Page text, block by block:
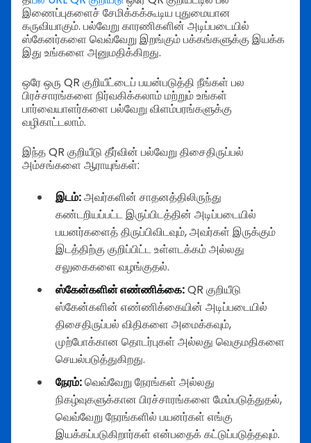
இணைப்புகளைச் சேமிக்கக்கூடிய புதுமையான
கருவியாகும். பல்வேறு காரணிகளின் அடிப்படையில்
ஸ்கேனர்களை வெவ்வேறு இறங்கும் பக்கங்களுக்கு இயக்க
இது உங்களை அனுமதிக்கிறது.
ஒரே ஒரு QR குறியீட்டைப் பயன்படுத்தி நீங்கள் பல
பிரச்சாரங்களை நிர்வகிக்கலாம் மற்றும் உங்கள்
பார்வையாளர்களை பல்வேறு விளம்பரங்களுக்கு
வழிகாட்டலாம்.
இந்த QR குறியீடு தீர்வின் பல்வேறு திசைதிருப்பல்
அம்சங்களை ஆராயுங்கள்:
இடம்:அவர்களின் சாதனத்திலிருந்து
கண்டறியப்பட்ட இருப்பிடத்தின் அடிப்படையில்
பயனர்களைத் திருப்பிவிடவும், அவர்கள் இருக்கும்
இடத்திற்கு குறிப்பிட்ட உள்ளடக்கம் அல்லது
சலுகைகளை வழங்குதல்.
ஸ்கேன்களின் எண்ணிக்கை:QR குறியீடு
ஸ்கேன்களின் எண்ணிக்கையின் அடிப்படையில்
திசைதிருப்பல் விதிகளை அமைக்கவும்,
முற்போக்கான தொடர்புகள் அல்லது வெகுமதிகளை
செயல்படுத்துகிறது.
நேரம்:வெவ்வேறு நேரங்கள் அல்லது
நிகழ்வுகளுக்கான பிரச்சாரங்களை மேம்படுத்துதல்,
வெவ்வேறு நேரங்களில் பயனர்கள் எங்கு
இயக்கப்படுகிறார்கள் என்பதைக் கட்டுப்படுத்தவும்.